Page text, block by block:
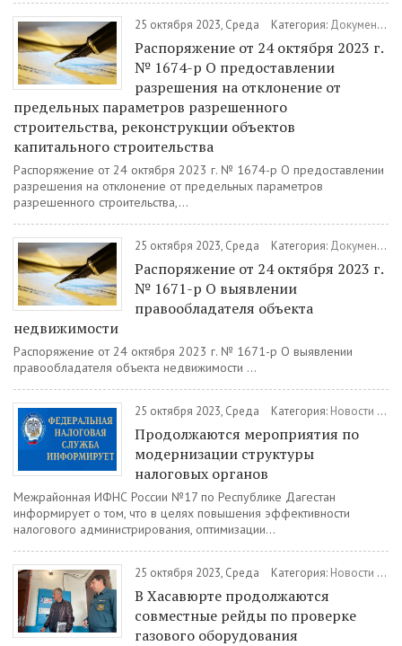
25 октября 2023, Среда Категория: Документы
Распоряжение от 24 октября 2023 г.
№ 1674-р О предоставлении
разрешения на отклонение от
предельных параметров разрешенного
строительства, реконструкции объектов
капитального строительства
Распоряжение от 24 октября 2023 г. № 1674-р О предоставлении
разрешения на отклонение от предельных параметров
разрешенного строительства,...
25 октября 2023, Среда Категория: Документы
Распоряжение от 24 октября 2023 г.
№ 1671-р О выявлении
правообладателя объекта
недвижимости
Распоряжение от 24 октября 2023 г. № 1671-р О выявлении
правообладателя объекта недвижимости ...
25 октября 2023, Среда Категория: Новости
Продолжаются мероприятия по
модернизации структуры
налоговых органов
Межрайонная ИФНС России №17 по Республике Дагестан
информирует о том, что в целях повышения эффективности
налогового администрирования, оптимизации...
25 октября 2023, Среда Категория: Новости
В Хасавюрте продолжаются
совместные рейды по проверке
газового оборудования